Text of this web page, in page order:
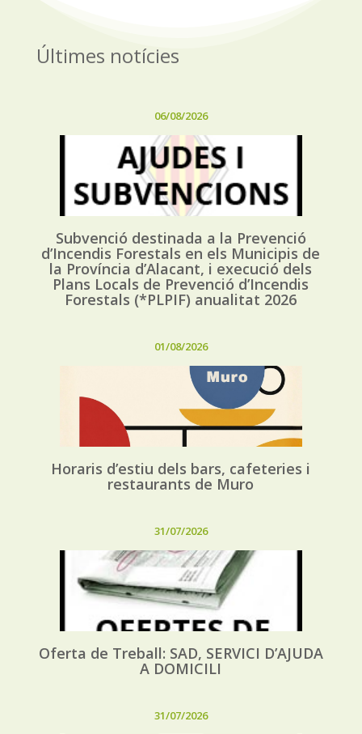
Últimes notícies
06/08/2026
Subvenció destinada a la Prevenció
d’Incendis Forestals en els Municipis de
la Província d’Alacant, i execució dels
Plans Locals de Prevenció d’Incendis
Forestals (*PLPIF) anualitat 2026
01/08/2026
Horaris d’estiu dels bars, cafeteries i
restaurants de Muro
31/07/2026
Oferta de Treball: SAD, SERVICI D’AJUDA
A DOMICILI
31/07/2026